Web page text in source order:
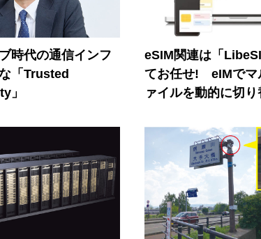
時代の通信インフ
「Trusted
」
eSIM関連は「
てお任せ! eIMでマ
ァイルを動的に切り